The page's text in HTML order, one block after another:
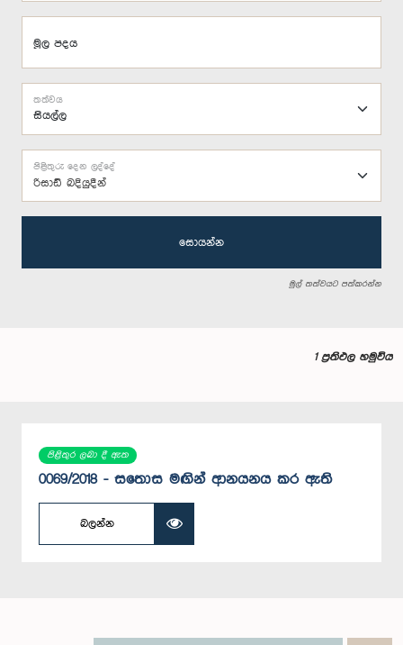
මූල පදය
තත්වය
රිසාඩ් බදියුදීන්
පිළිතුරු දෙන ලද්දේ
සොයන්න
මුල් තත්වයට පත්කරන්න
1 ප්‍රතිඵල හමුවිය
පිළිතුර ලබා දී ඇත
0069/2018 - සතොස මඟින් ආනයනය කර ඇති
බලන්න